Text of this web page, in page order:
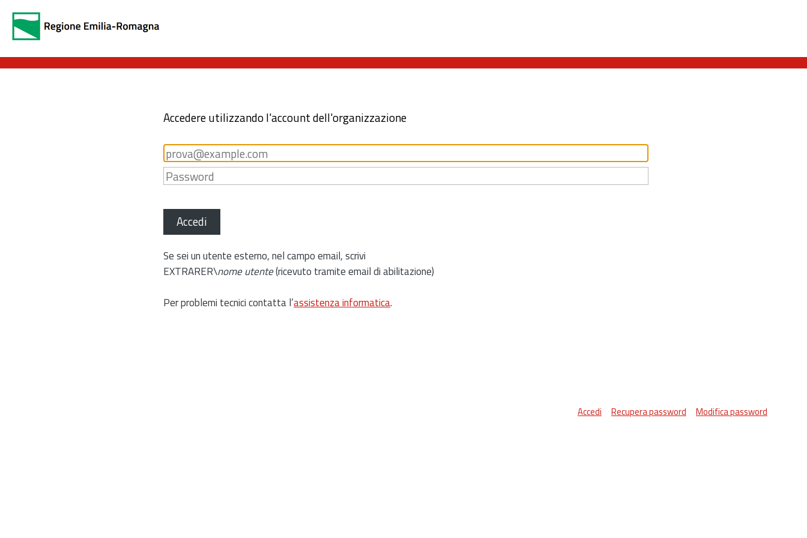
Accedere utilizzando l'account dell'organizzazione
Accedi
Se sei un utente esterno, nel campo email, scrivi
EXTRARER\nome utente(ricevuto tramite email di abilitazione)
Per problemi tecnici contatta l’assistenza informatica.
Accedi Recupera password Modifica password